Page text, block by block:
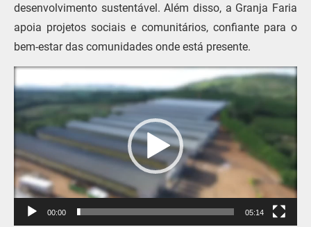
desenvolvimento sustentável. Além disso, a Granja Faria
apoia projetos sociais e comunitários, confiante para o
bem-estar das comunidades onde está presente.
de
vídeo
00:00 05:14